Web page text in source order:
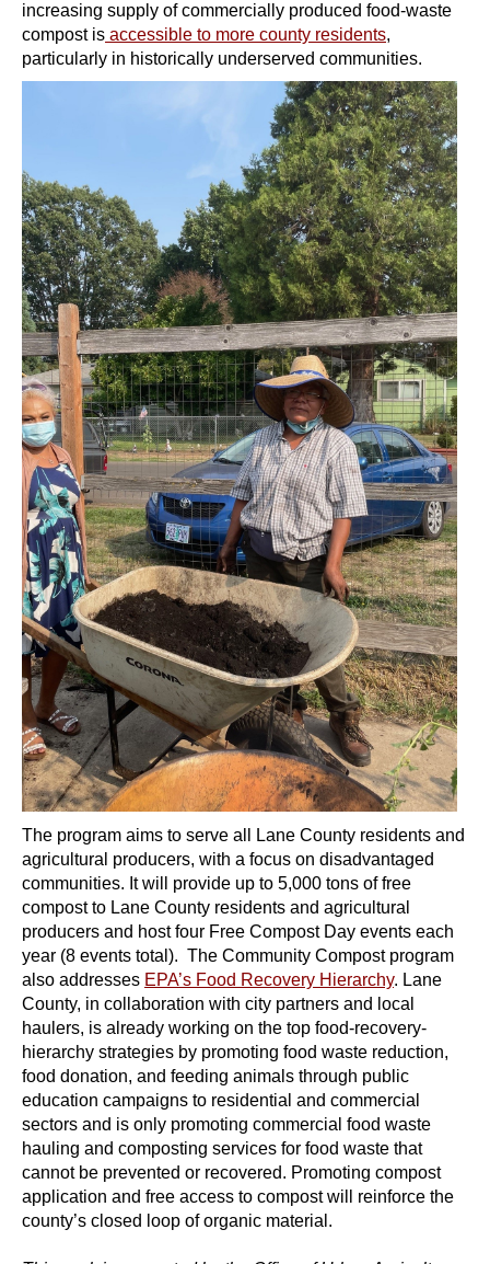
increasing supply of commercially produced food-waste
compost is accessible to more county residents,
particularly in historically underserved communities.
The program aims to serve all Lane County residents and
agricultural producers, with a focus on disadvantaged
communities. It will provide up to 5,000 tons of free
compost to Lane County residents and agricultural
producers and host four Free Compost Day events each
year (8 events total). The Community Compost program
also addresses EPA’s Food Recovery Hierarchy. Lane
County, in collaboration with city partners and local
haulers, is already working on the top food-recovery-
hierarchy strategies by promoting food waste reduction,
food donation, and feeding animals through public
education campaigns to residential and commercial
sectors and is only promoting commercial food waste
hauling and composting services for food waste that
cannot be prevented or recovered. Promoting compost
application and free access to compost will reinforce the
county’s closed loop of organic material.